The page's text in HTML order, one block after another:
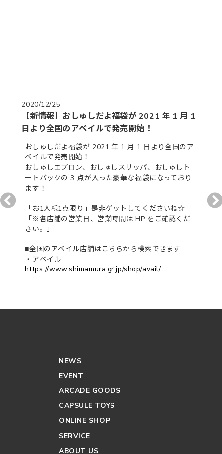
2020/12/25
【新情報】おしゅしだよ福袋が 2021 年 1 月 1
日より全国のアベイルで発売開始！
おしゅしだよ福袋が 2021 年 1 月 1 日より全国のア
ベイルで発売開始！
おしゅしエプロン、おしゅしスリッパ、おしゅしト
ートバックの 3 点が入った豪華な福袋になっており
ます！
「お1人様1点限り」是非ゲットしてくださいね☆
「※各店舗の営業日、営業時間は HP をご確認くだ
さい。」
■全国のアベイル店舗はこちらから検索できます
・アベイル
https://www.shimamura.gr.jp/shop/avail/
NEWS
EVENT
ARCADE GOODS
CAPSULE TOYS
ONLINE SHOP
SERVICE
ABOUT US